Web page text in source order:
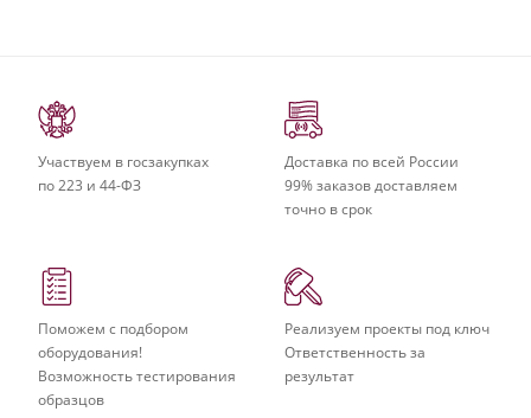
Участвуем в госзакупках
по 223 и 44-ФЗ
Доставка по всей России
99% заказов доставляем
точно в срок
Поможем с подбором
оборудования!
Возможность тестирования
образцов
Реализуем проекты под ключ
Ответственность за
результат